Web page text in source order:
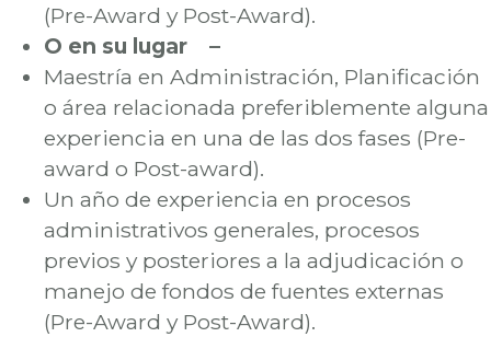
(Pre-Award y Post-Award).
O en su lugar –
Maestría en Administración, Planificación
o área relacionada preferiblemente alguna
experiencia en una de las dos fases (Pre-
award o Post-award).
Un año de experiencia en procesos
administrativos generales, procesos
previos y posteriores a la adjudicación o
manejo de fondos de fuentes externas
(Pre-Award y Post-Award).